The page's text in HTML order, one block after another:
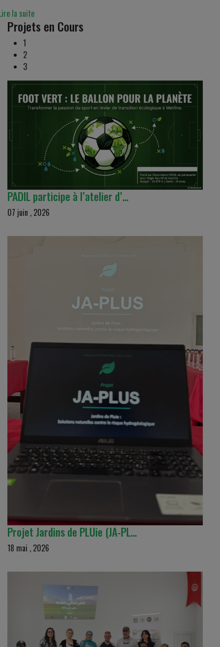
la suite
Projets en Cours
1
2
3
PADIL participe à l’atelier d’…
07 juin , 2026
Projet Jardins de PLUie (JA-PL…
18 mai , 2026